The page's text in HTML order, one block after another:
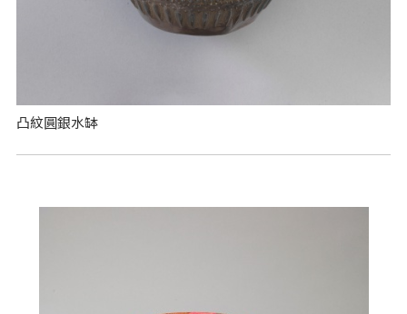
凸紋圓銀水缽